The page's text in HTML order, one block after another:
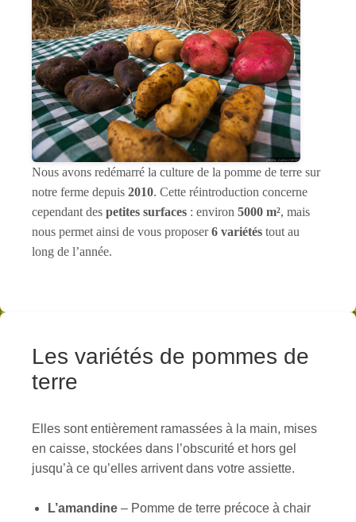
Nous avons redémarré la culture de la pomme de terre sur
notre ferme depuis 2010. Cette réintroduction concerne
cependant des petites surfaces : environ 5000 m², mais
nous permet ainsi de vous proposer6 variétés tout au
long de l’année.
Les variétés de pommes de
terre
Elles sont entièrement ramassées à la main, mises
en caisse, stockées dans l’obscurité et hors gel
jusqu’à ce qu’elles arrivent dans votre assiette.
L’amandine – Pomme de terre précoce à chair